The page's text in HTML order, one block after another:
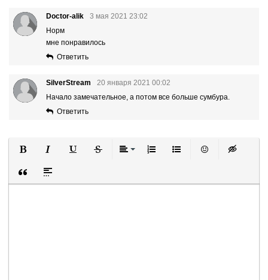
Doctor-alik
3 мая 2021 23:02
Норм
мне понравилось
Ответить
SilverStream
20 января 2021 00:02
Начало замечательное, а потом все больше сумбура.
Ответить
Вставка цитаты
Вставка спойлера